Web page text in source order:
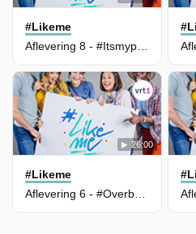
#Likeme
Aflevering 8 - #Itsmyparty
26:00
#Likeme